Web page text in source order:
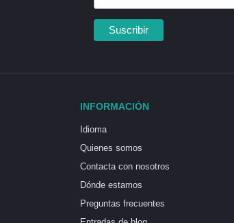
INFORMACIÓN
Idioma
Quienes somos
Contacta con nosotros
Dónde estamos
Preguntas frecuentes